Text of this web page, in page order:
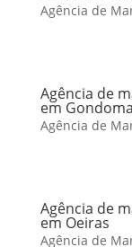
Agência de
Agência de
em
Agência de
Agência de
em Oeiras
Agência de